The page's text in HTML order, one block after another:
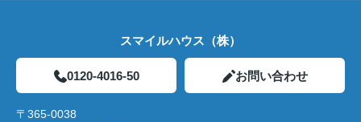
スマイルハウス（株）
0120-4016-50 お問い合わせ
〒365-0038